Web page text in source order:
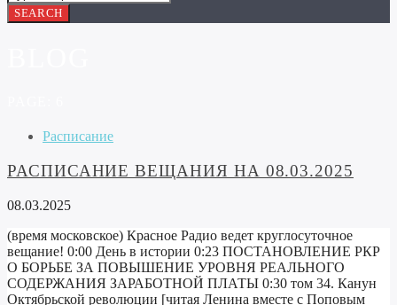
Расписание
РАСПИСАНИЕ ВЕЩАНИЯ НА 08.03.2025
08.03.2025
(время московское) Красное Радио ведет круглосуточное
вещание! 0:00 День в истории 0:23 ПОСТАНОВЛЕНИЕ РКР
О БОРЬБЕ ЗА ПОВЫШЕНИЕ УРОВНЯ РЕАЛЬНОГО
СОДЕРЖАНИЯ ЗАРАБОТНОЙ ПЛАТЫ 0:30 том 34. Канун
Октябрьской революции [читая Ленина вместе с Поповым